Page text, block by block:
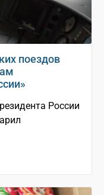
поездов
России